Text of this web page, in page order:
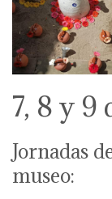
7, 8 y 9
Jornadas
museo: